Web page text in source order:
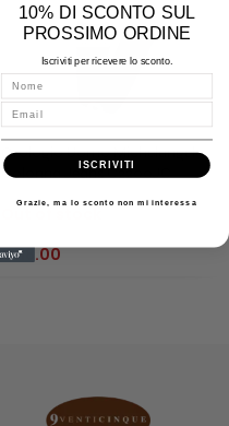
Orologio Uomo Michelangelo
Colonna Jeans C2200JC
€118.00
10% DI SCONTO SUL
PROSSIMO ORDINE
Iscriviti per ricevere lo sconto.
Nome
Email
ISCRIVITI
Grazie, ma lo sconto non mi interessa